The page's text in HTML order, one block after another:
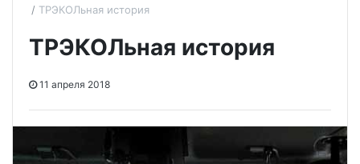
ТРЭКОЛьная история
ТРЭКОЛьная история
11 апреля 2018